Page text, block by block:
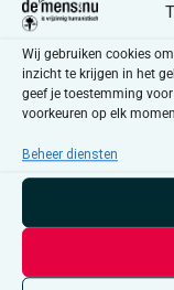
Wij gebruiken cookies
inzicht te krijgen in het
geef je toestemming
voorkeuren op elk
Beheer diensten